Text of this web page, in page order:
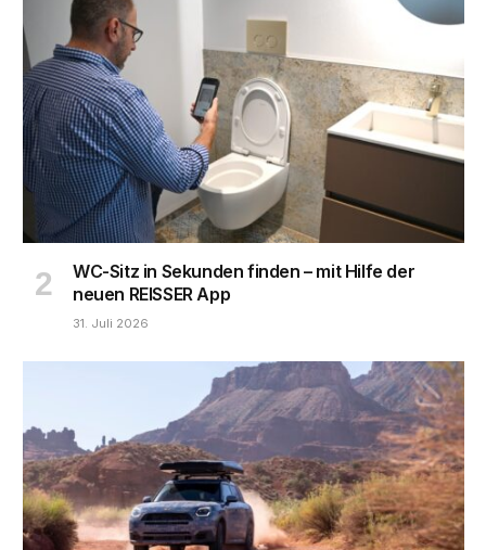
WC-Sitz in Sekunden finden – mit Hilfe der
neuen REISSER App
31. Juli 2026